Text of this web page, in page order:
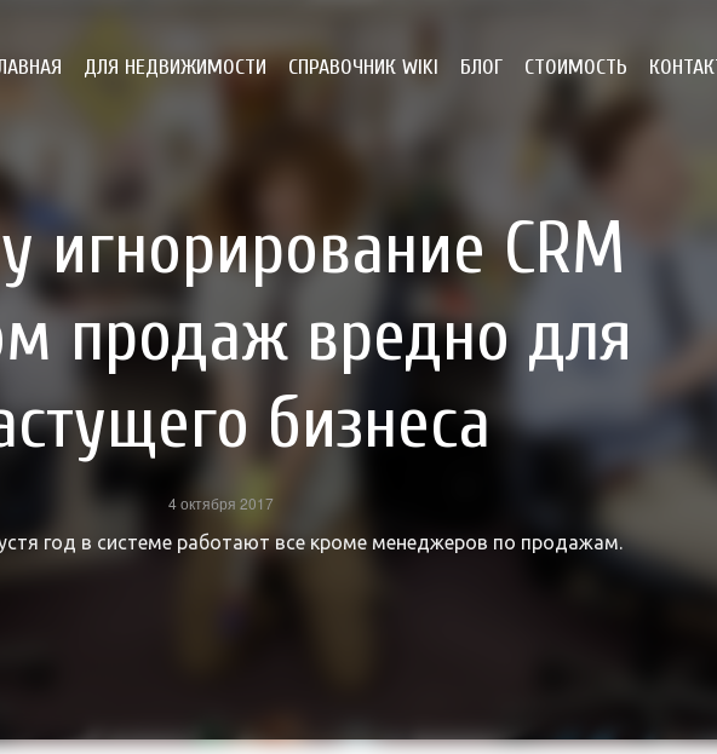
ДЛЯ НЕДВИЖИМОСТИ СПРАВОЧНИК WIKI БЛОГ СТОИМОСТЬ
игнорирование CRM
продаж вредно для
бизнеса
4 октября 2017
год в системе работают все кроме менеджеров по продажам.